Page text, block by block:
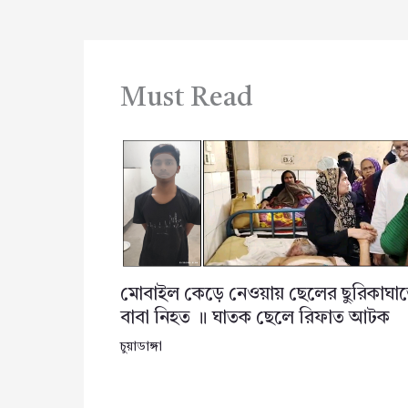
Must Read
মোবাইল কেড়ে নেওয়ায় ছেলের
বাবা নিহত ॥ ঘাতক ছেলে রিফাত আটক
চুয়াডাঙ্গা